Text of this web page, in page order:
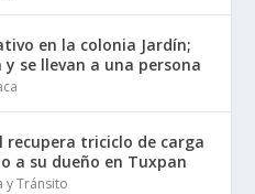
en la colonia Jardín;
se llevan a una persona
recupera triciclo de carga
a su dueño en Tuxpan
y Tránsito